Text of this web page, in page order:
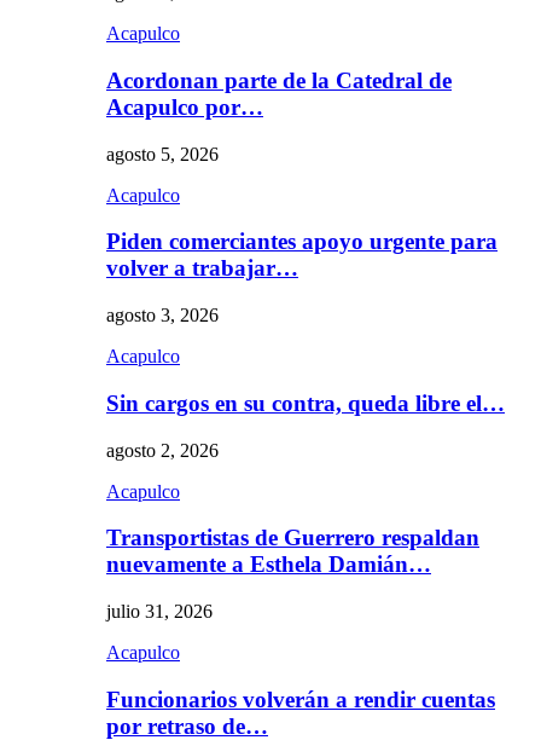
Acapulco
Acordonan parte de la Catedral de
Acapulco por…
agosto 5, 2026
Acapulco
Piden comerciantes apoyo urgente para
volver a trabajar…
agosto 3, 2026
Acapulco
Sin cargos en su contra, queda libre el…
agosto 2, 2026
Acapulco
Transportistas de Guerrero respaldan
nuevamente a Esthela Damián…
julio 31, 2026
Acapulco
Funcionarios volverán a rendir cuentas
por retraso de…